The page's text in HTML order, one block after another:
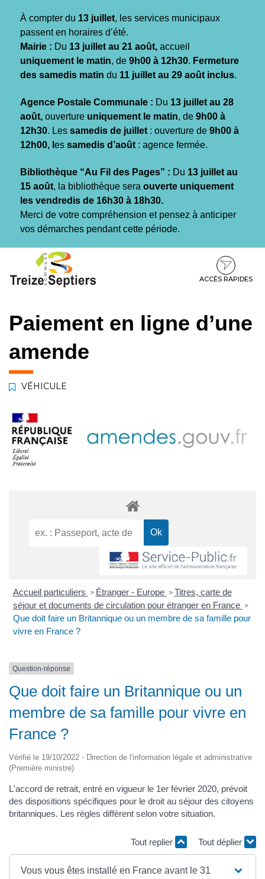
À compter du 13 juillet, les services municipaux
passent en horaires d’été.
Mairie : Du 13 juillet au 21 août, accueil
uniquement le matin, de 9h00 à 12h30. Fermeture
des samedis matin du 11 juillet au 29 août inclus.
Agence Postale Communale : Du 13 juillet au 28
août, ouverture uniquement le matin, de 9h00 à
12h30. Les samedis de juillet : ouverture de 9h00 à
12h00, l es samedis d’août : agence fermée.
Bibliothèque “Au Fil des Pages” : Du 13 juillet au
15 août, la bibliothèque sera ouverte uniquement
les vendredis de 16h30 à 18h30.
Merci de votre compréhension et pensez à anticiper
vos démarches pendant cette période.
contenu
pied
ACCÈS RAPIDES
Paiement en ligne d’une
amende
VÉHICULE
Accueil particuliers > Étranger - Europe > Titres, carte de
séjour et documents de circulation pour étranger en France >
Que doit faire un Britannique ou un membre de sa famille pour
vivre en France ?
Question-réponse
Que doit faire un Britannique ou un
membre de sa famille pour vivre en
France ?
Vérifié le 19/10/2022 - Direction de l'information légale et administrative
(Première ministre)
L'accord de retrait, entré en vigueur le 1er février 2020, prévoit
des dispositions spécifiques pour le droit au séjour des citoyens
britanniques. Les règles diffèrent selon votre situation.
Tout replier Tout déplier
Vous vous êtes installé en France avant le 31